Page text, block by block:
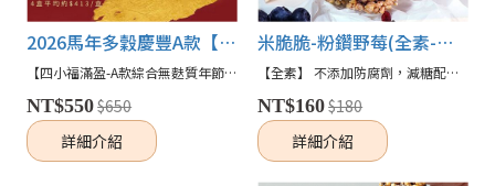
2026馬年多穀慶豐A款【米牛軋更改成花生米果】
【四小福滿盈-A款綜合無麩質年節禮盒】(素-無麩質) 【內容物--米牛軋--更改成--花生米果--】 2026最適合送的禮物，大人小孩都合適的點心 完美結合了健康、美味和節慶氛圍🎁✨🐎 禮盒裡頭藏著一系列精選、多穀、輕盈、無麩質的米製零食，絕對是今年最亮眼的禮物，絕對好事花生！
NT$550$650
詳細介紹
米脆脆-粉鑽野莓(全素-無麩質)
【全素】 不添加防腐劑，減糖配方，令人好安心✨✨ 酸V蔓越莓搭配特選飽滿南瓜子及台梗9號白米、香甜黑米與糙米來製作．低溫烘培不破壞糊化來保留米粒營養及脆度， 最後再以手工塑型，帶有滿滿的手感溫度，酥脆不黏牙，口感爽脆無負擔！
NT$160$180
詳細介紹